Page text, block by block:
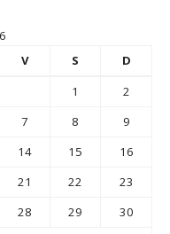
V S
D
1
2
7 8
9
14 15
16
21 22
23
28 29
30